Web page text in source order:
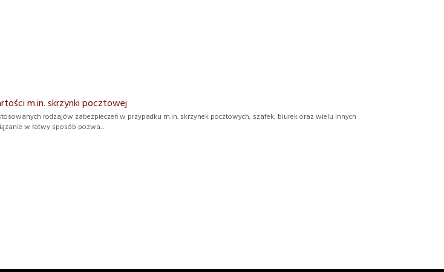
m.in. skrzynki pocztowej
rodzajów zabezpieczeń w przypadku m.in. skrzynek pocztowych, szafek, biurek oraz wielu innych
w łatwy sposób pozwa...